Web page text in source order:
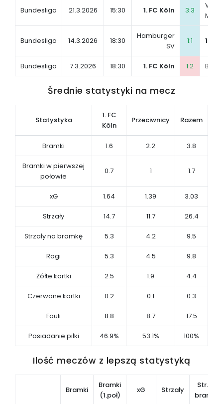
Bundesliga 21.3.2026 15:30 1. FC Köln 3:3
VfL
Bundesliga 14.3.2026 18:30
Hamburger
SV
1:1 1.
Bundesliga 7.3.2026 18:30 1. FC Köln 1:2
Średnie statystyki na mecz
Statystyka
1. FC
Köln
Przeciwnicy Razem
Bramki 1.6 2.2 3.8
Bramki w pierwszej
połowie
0.7 1 1.7
xG 1.64 1.39 3.03
Strzały 14.7 11.7 26.4
Strzały na bramkę 5.3 4.2 9.5
Rogi 5.3 4.5 9.8
Żółte kartki 2.5 1.9 4.4
Czerwone kartki 0.2 0.1 0.3
Fauli 8.8 8.7 17.5
Posiadanie piłki 46.9% 53.1% 100%
Ilość meczów z lepszą statystyką
Bramki
Bramki
(1.poł)
xG Strzały
Str. na
bramkę